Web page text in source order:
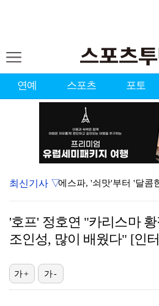
연예 스포츠 포토
최신기사 ▽
'호프' 정호연 "카리스마
조인성, 많이 배웠다" [인
가+ 가-